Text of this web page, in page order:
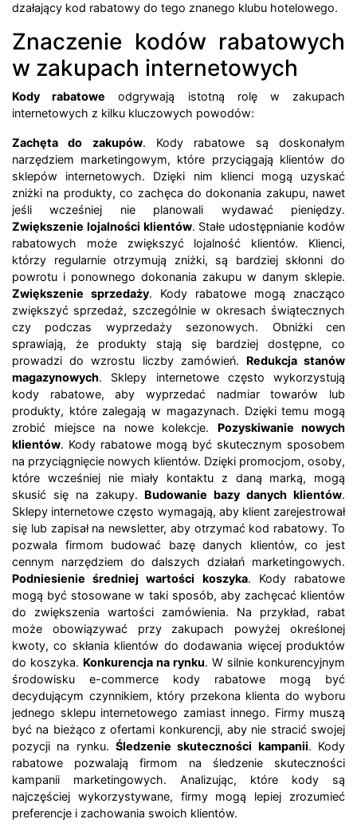
dzałający kod rabatowy do tego znanego klubu hotelowego.
Znaczenie kodów rabatowych
w zakupach internetowych
Kody rabatowe odgrywają istotną rolę w zakupach
internetowych z kilku kluczowych powodów:
Zachęta do zakupów. Kody rabatowe są doskonałym
narzędziem marketingowym, które przyciągają klientów do
sklepów internetowych. Dzięki nim klienci mogą uzyskać
zniżki na produkty, co zachęca do dokonania zakupu, nawet
jeśli wcześniej nie planowali wydawać pieniędzy.
Zwiększenie lojalności klientów. Stałe udostępnianie kodów
rabatowych może zwiększyć lojalność klientów. Klienci,
którzy regularnie otrzymują zniżki, są bardziej skłonni do
powrotu i ponownego dokonania zakupu w danym sklepie.
Zwiększenie sprzedaży. Kody rabatowe mogą znacząco
zwiększyć sprzedaż, szczególnie w okresach świątecznych
czy podczas wyprzedaży sezonowych. Obniżki cen
sprawiają, że produkty stają się bardziej dostępne, co
prowadzi do wzrostu liczby zamówień. Redukcja stanów
magazynowych. Sklepy internetowe często wykorzystują
kody rabatowe, aby wyprzedać nadmiar towarów lub
produkty, które zalegają w magazynach. Dzięki temu mogą
zrobić miejsce na nowe kolekcje. Pozyskiwanie nowych
klientów. Kody rabatowe mogą być skutecznym sposobem
na przyciągnięcie nowych klientów. Dzięki promocjom, osoby,
które wcześniej nie miały kontaktu z daną marką, mogą
skusić się na zakupy. Budowanie bazy danych klientów.
Sklepy internetowe często wymagają, aby klient zarejestrował
się lub zapisał na newsletter, aby otrzymać kod rabatowy. To
pozwala firmom budować bazę danych klientów, co jest
cennym narzędziem do dalszych działań marketingowych.
Podniesienie średniej wartości koszyka. Kody rabatowe
mogą być stosowane w taki sposób, aby zachęcać klientów
do zwiększenia wartości zamówienia. Na przykład, rabat
może obowiązywać przy zakupach powyżej określonej
kwoty, co skłania klientów do dodawania więcej produktów
do koszyka. Konkurencja na rynku. W silnie konkurencyjnym
środowisku e-commerce kody rabatowe mogą być
decydującym czynnikiem, który przekona klienta do wyboru
jednego sklepu internetowego zamiast innego. Firmy muszą
być na bieżąco z ofertami konkurencji, aby nie stracić swojej
pozycji na rynku. Śledzenie skuteczności kampanii. Kody
rabatowe pozwalają firmom na śledzenie skuteczności
kampanii marketingowych. Analizując, które kody są
najczęściej wykorzystywane, firmy mogą lepiej zrozumieć
preferencje i zachowania swoich klientów.